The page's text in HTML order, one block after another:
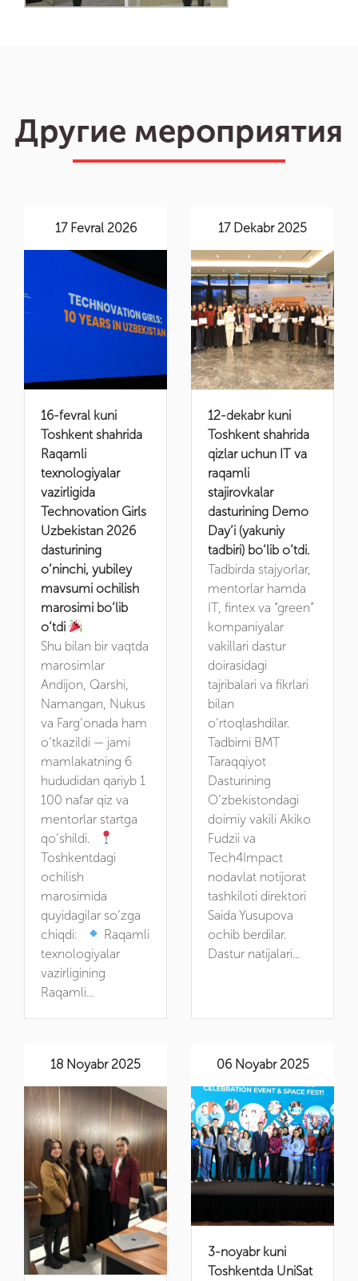
Hamkorlar
Vakansiyalar
Другие мероприятия
17 Fevral 2026
16-fevral kuni
Toshkent shahrida
Raqamli
texnologiyalar
vazirligida
Technovation Girls
Uzbekistan 2026
dasturining
o‘ninchi, yubiley
mavsumi ochilish
marosimi bo‘lib
o‘tdi
Shu bilan bir vaqtda
marosimlar
Andijon, Qarshi,
Namangan, Nukus
va Farg‘onada ham
o‘tkazildi — jami
mamlakatning 6
hududidan qariyb 1
100 nafar qiz va
mentorlar startga
qo‘shildi.
Toshkentdagi
ochilish
marosimida
quyidagilar so‘zga
chiqdi:
Raqamli
texnologiyalar
vazirligining
Raqamli...
17 Dekabr 2025
12-dekabr kuni
Toshkent shahrida
qizlar uchun IT va
raqamli
stajirovkalar
dasturining Demo
Day’i (yakuniy
tadbiri) bo‘lib o‘tdi.
Tadbirda stajyorlar,
mentorlar hamda
IT, fintex va “green”
kompaniyalar
vakillari dastur
doirasidagi
tajribalari va fikrlari
bilan
o‘rtoqlashdilar.
Tadbirni BMT
Taraqqiyot
Dasturining
O‘zbekistondagi
doimiy vakili Akiko
Fudzii va
Tech4Impact
nodavlat notijorat
tashkiloti direktori
Saida Yusupova
ochib berdilar.
Dastur natijalari...
18 Noyabr 2025 06 Noyabr 2025
3-noyabr kuni
Toshkentda UniSat